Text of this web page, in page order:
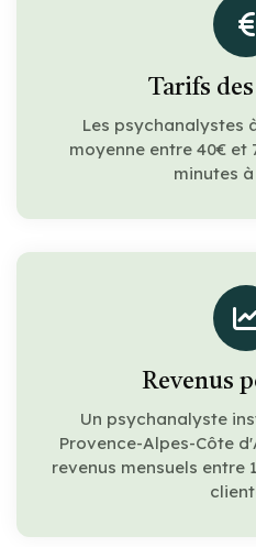
Tarifs
Les psychanalystes
moyenne entre 40€ et
minutes à
Revenus
Un psychanalyste
Provence-Alpes-Côte
revenus mensuels entre